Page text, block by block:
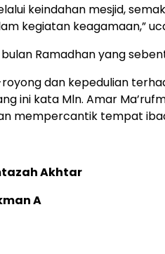
keindahan mesjid,
kegiatan keagamaan,”
Ramadhan yang
dan kepedulian
ini kata Mln. Amar
mempercantik tempat
Akhtar
A